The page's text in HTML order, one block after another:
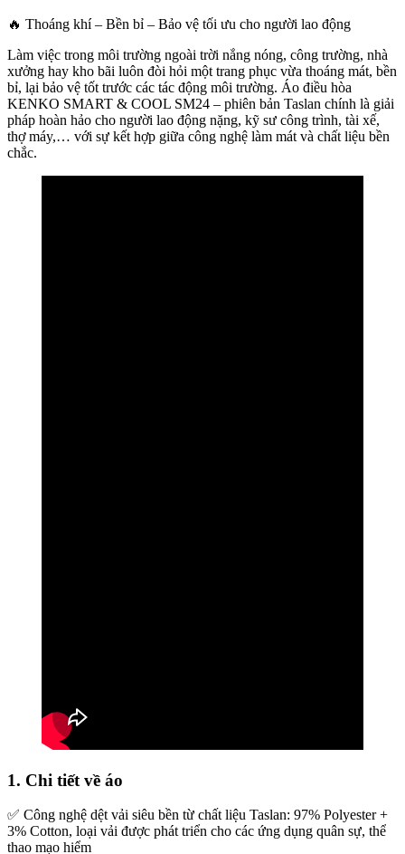
🔥 Thoáng khí – Bền bỉ – Bảo vệ tối ưu cho người lao động
Làm việc trong môi trường ngoài trời nắng nóng, công trường, nhà
xưởng hay kho bãi luôn đòi hỏi một trang phục vừa thoáng mát, bền
bỉ, lại bảo vệ tốt trước các tác động môi trường. Áo điều hòa
KENKO SMART & COOL SM24 – phiên bản Taslan chính là giải
pháp hoàn hảo cho người lao động nặng, kỹ sư công trình, tài xế,
thợ máy,… với sự kết hợp giữa công nghệ làm mát và chất liệu bền
chắc.
1. Chi tiết về áo
✅ Công nghệ dệt vải siêu bền từ chất liệu Taslan: 97% Polyester +
3% Cotton, loại vải được phát triển cho các ứng dụng quân sự, thể
thao mạo hiểm